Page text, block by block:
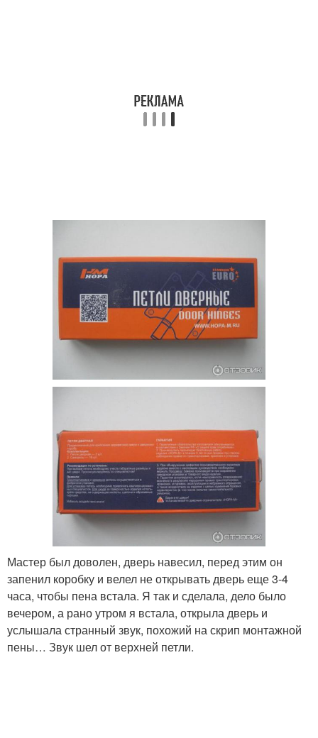
Мастер был доволен, дверь навесил, перед этим он
запенил коробку и велел не открывать дверь еще 3-4
часа, чтобы пена встала. Я так и сделала, дело было
вечером, а рано утром я встала, открыла дверь и
услышала странный звук, похожий на скрип монтажной
пены… Звук шел от верхней петли.